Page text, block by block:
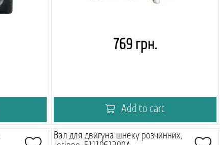
769 грн.
Add to cart
Вал для двигуна шнеку розчинних,